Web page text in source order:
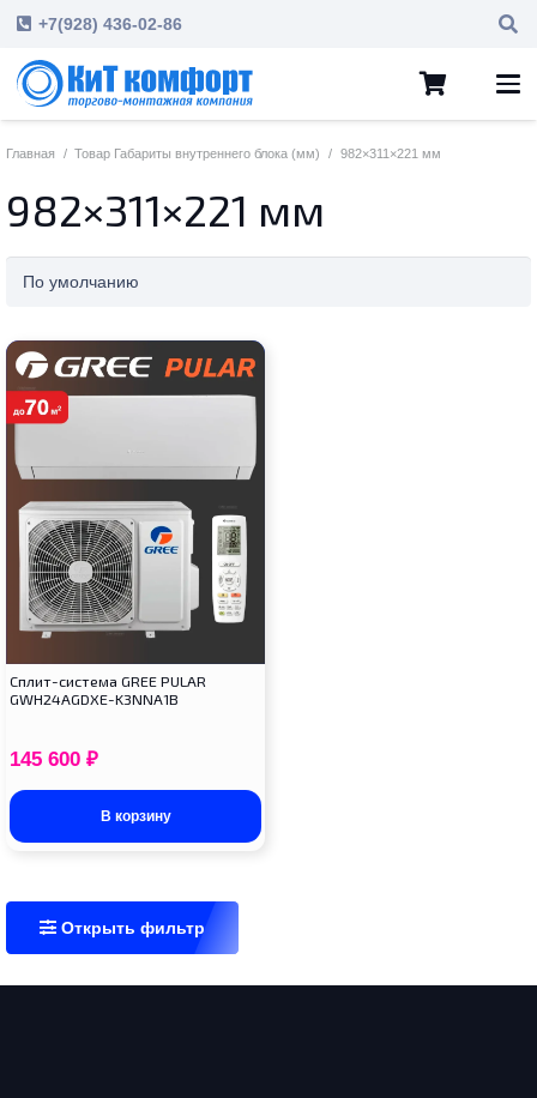
+7(928) 436-02-86
Главная / Товар Габариты внутреннего блока (мм) / 982×311×221 мм
982×311×221 мм
Cплит-система GREE PULAR
GWH24AGDXE-K3NNA1B
145 600 ₽
В корзину
Открыть фильтр